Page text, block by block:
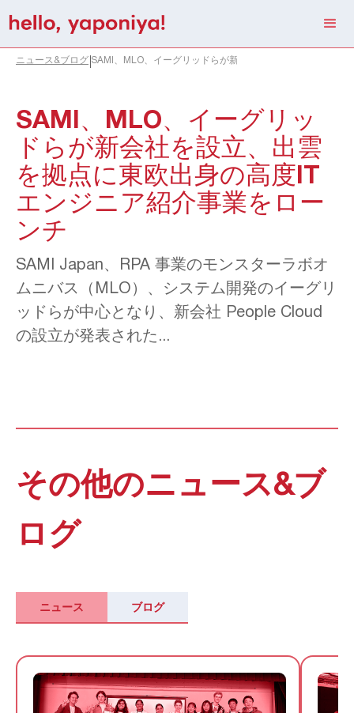
ニュース&ブログ SAMI、MLO、イーグリッドらが新会社を設立、出雲を拠点
SAMI、MLO、イーグリッ
ドらが新会社を設立、出雲
を拠点に東欧出身の高度IT
エンジニア紹介事業をロー
ンチ
SAMI Japan、RPA 事業のモンスターラボオ
ムニバス（MLO）、システム開発のイーグリ
ッドらが中心となり、新会社 People Cloud
の設立が発表された...
その他のニュース&ブ
ログ
ニュース ブログ